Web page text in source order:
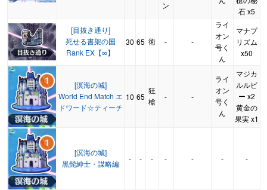
ン
石 x5
[目抜き通り]
死せる書架の国
Rank EX【∞】
30 65 術 - -
ライ
オン
号く
ん
マナプ
リズム
x50
[溟海の城]
World End Match エ
ドワード☆ティーチ
10 65
狂
槍
- -
ライ
オン
号く
ん
マジカ
ルルビ
ー x2
黄金の
果実 x1
[溟海の城]
黒髭紳士・謀略編
- - - - - - -